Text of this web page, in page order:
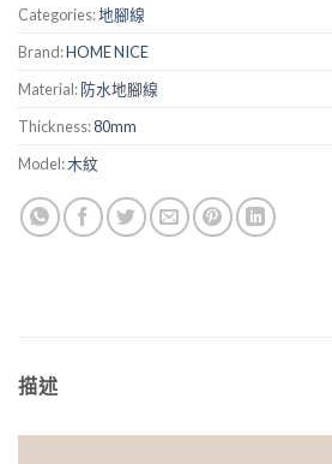
Categories:地腳線
Brand:HOME NICE
Material: 防水地腳線
Thickness:80mm
Model:木紋
描述